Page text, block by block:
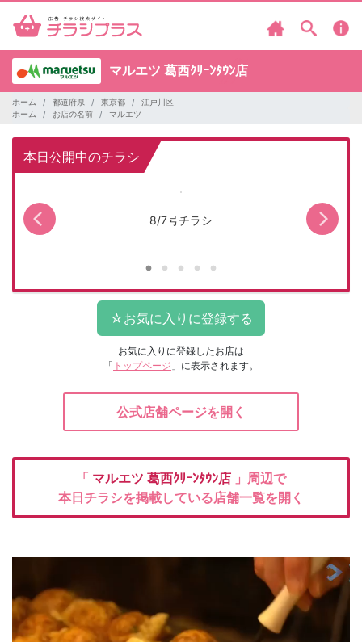
マルエツ 葛西ｸﾘｰﾝﾀｳﾝ店
ホーム 都道府県 東京都
江戸川区
ホーム
お店の名前 マルエツ
本日公開中のチラシ
8/7号チラシ
お気に入りに登録したお店は
「 トップページ 」に表示されます。
公式店舗ページを開く
「 マルエツ 葛西ｸﾘｰﾝﾀｳﾝ店 」周辺で
本日チラシを掲載している店舗一覧を開く